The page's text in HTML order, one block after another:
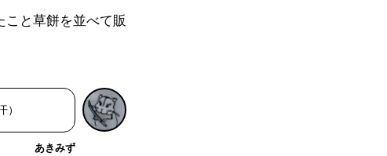
こと草餅を並べて販
あきみず